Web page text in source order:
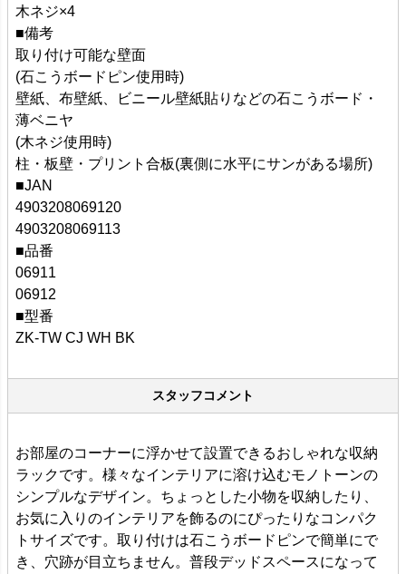
木ネジ×4
■備考
取り付け可能な壁面
(石こうボードピン使用時)
壁紙、布壁紙、ビニール壁紙貼りなどの石こうボード・
薄ベニヤ
(木ネジ使用時)
柱・板壁・プリント合板(裏側に水平にサンがある場所)
■JAN
4903208069120
4903208069113
■品番
06911
06912
■型番
ZK-TW CJ WH BK
スタッフコメント
お部屋のコーナーに浮かせて設置できるおしゃれな収納
ラックです。様々なインテリアに溶け込むモノトーンの
シンプルなデザイン。ちょっとした小物を収納したり、
お気に入りのインテリアを飾るのにぴったりなコンパク
トサイズです。取り付けは石こうボードピンで簡単にで
き、穴跡が目立ちません。普段デッドスペースになって